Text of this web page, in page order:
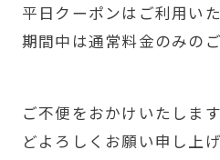
平日クーポンはご利用い
期間中は通常料金のみの
ご不便をおかけいたしま
どよろしくお願い申し上げ